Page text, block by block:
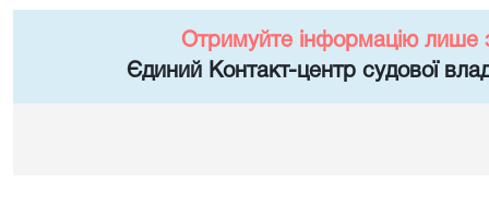
Отримуйте інформацію лише
Єдиний Контакт-центр судової